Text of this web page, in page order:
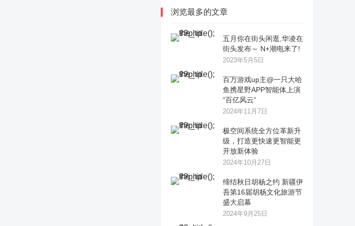
浏览最多的文章
五月你在街头闲逛,华凌在
街头发布～ N+潮电来了!
2023年5月5日
百万游戏up主@一只大哈
鱼携星野APP智能体上演
“百亿风云”
2024年11月7日
极空间系统全方位革新升
级，打造更快速更智能更
开放新体验
2024年10月27日
缔结秋日胡杨之约 新疆伊
吾第16届胡杨文化旅游节
盛大启幕
2024年9月25日